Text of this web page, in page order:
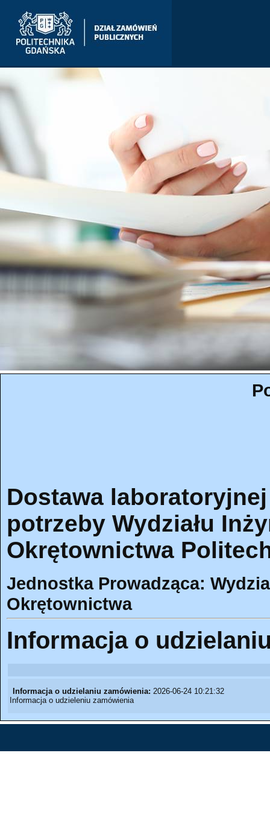
Dostawa
potrzeby Wydziału
Okrętownictwa
Jednostka Prowadząca:
Okrętownictwa
Informacja o
Informacja o udzielaniu zamówienia: 2026-06-24 10:21:32
Informacja o udzieleniu zamówienia